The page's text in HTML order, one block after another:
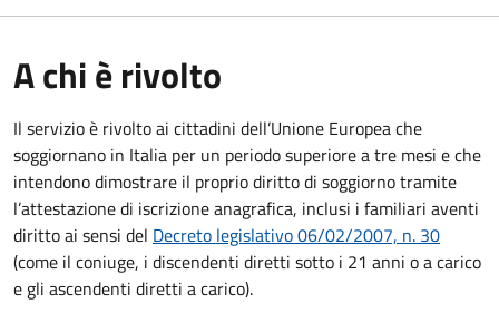
A chi è rivolto
Il servizio è rivolto ai cittadini dell’Unione Europea che
soggiornano in Italia per un periodo superiore a tre mesi e che
intendono dimostrare il proprio diritto di soggiorno tramite
l’attestazione di iscrizione anagrafica, inclusi i familiari aventi
diritto ai sensi del Decreto legislativo 06/02/2007, n. 30
(come il coniuge, i discendenti diretti sotto i 21 anni o a carico
e gli ascendenti diretti a carico).